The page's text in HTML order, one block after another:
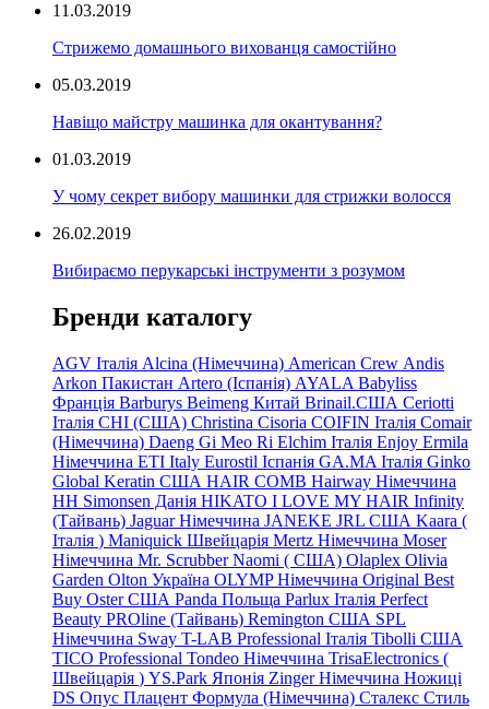
11.03.2019
Стрижемо домашнього вихованця самостійно
05.03.2019
Навіщо майстру машинка для окантування?
01.03.2019
У чому секрет вибору машинки для стрижки волосся
26.02.2019
Вибираємо перукарські інструменти з розумом
Бренди каталогу
AGV Італія Alcina (Німеччина) American Crew Andis
Arkon Пакистан Artero (Іспанія) AYALA Babyliss
Франція Barburys Beimeng Китай Brinail.США Ceriotti
Італія CHI (США) Christina Cisoria COIFIN Італія Comair
(Німеччина) Daeng Gi Meo Ri Elchim Італія Enjoy Ermila
Німеччина ETI Italy Eurostil Іспанія GA.MA Італія Ginko
Global Keratin США HAIR COMB Hairway Німеччина
HH Simonsen Данія HIKATO I LOVE MY HAIR Infinity
(Тайвань) Jaguar Німеччина JANEKE JRL США Kaara (
Італія ) Maniquick Швейцарія Mertz Німеччина Moser
Німеччина Mr. Scrubber Naomi ( США) Olaplex Olivia
Garden Olton Україна OLYMP Німеччина Original Best
Buy Oster США Panda Польща Parlux Італія Perfect
Beauty PROline (Тайвань) Remington США SPL
Німеччина Sway T-LAB Professional Італія Tibolli США
TICO Professional Tondeo Німеччина TrisaElectronics (
Швейцарія ) YS.Park Японія Zinger Німеччина Ножиці
DS Опус Плацент Формула (Німеччина) Сталекс Стиль